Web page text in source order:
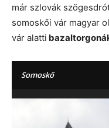
már szlovák
somoskői vár magyar
vár alatti
Somoskő